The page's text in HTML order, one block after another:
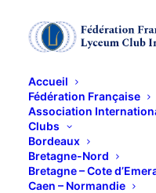
Accueil
Fédération Française
Association
Clubs
Bordeaux
Bretagne-Nord
Bretagne – Cote
Caen – Normandie
Made